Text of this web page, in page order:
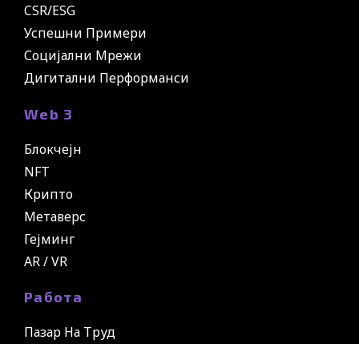
CSR/ESG
Успешни Примери
Социјални Мрежи
Дигитални Перформанси
Web 3
Блокчејн
NFT
Крипто
Метаверс
Гејминг
AR / VR
Работа
Пазар На Труд